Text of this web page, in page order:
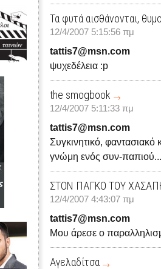
Τα φυτά αισθάνονται,
12/4/2007 5:15:56 πμ
tattis7@msn.com
ψυχεδέλεια :p
the smogbook
12/4/2007 5:11:33 πμ
tattis7@msn.com
Συγκινητικό, φαντασιακό
γνώμη ενός συν-παπιού...
ΣΤΟΝ ΠΑΓΚΟ ΤΟΥ
12/4/2007 4:43:07 πμ
tattis7@msn.com
Μου άρεσε ο
Αγελαδίτσα